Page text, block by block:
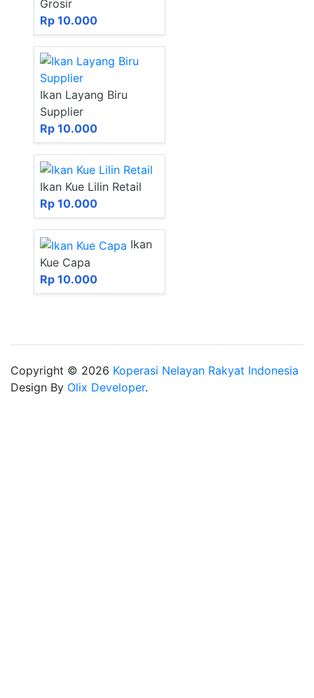
Grosir
Rp 10.000
Ikan Layang Biru
Supplier
Rp 10.000
Ikan Kue Lilin Retail
Rp 10.000
Ikan
Kue Capa
Rp 10.000
Copyright © 2026 Koperasi Nelayan Rakyat Indonesia
Design By Olix Developer.